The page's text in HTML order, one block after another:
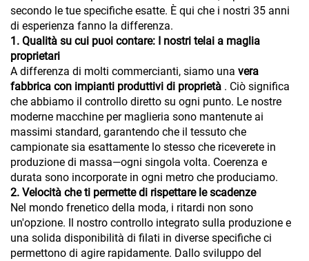
secondo le tue specifiche esatte. È qui che i nostri 35 anni
di esperienza fanno la differenza.
1. Qualità su cui puoi contare: I nostri telai a maglia
proprietari
A differenza di molti commercianti, siamo una vera
fabbrica con impianti produttivi di proprietà . Ciò significa
che abbiamo il controllo diretto su ogni punto. Le nostre
moderne macchine per maglieria sono mantenute ai
massimi standard, garantendo che il tessuto che
campionate sia esattamente lo stesso che riceverete in
produzione di massa—ogni singola volta. Coerenza e
durata sono incorporate in ogni metro che produciamo.
2. Velocità che ti permette di rispettare le scadenze
Nel mondo frenetico della moda, i ritardi non sono
un'opzione. Il nostro controllo integrato sulla produzione e
una solida disponibilità di filati in diverse specifiche ci
permettono di agire rapidamente. Dallo sviluppo del